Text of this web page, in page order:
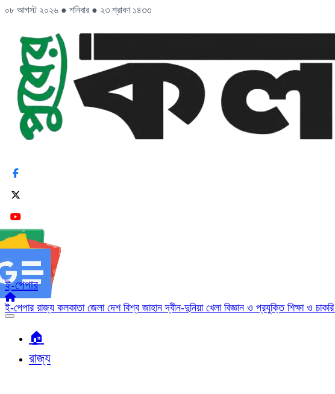
০৮ আগস্ট ২০২৬ ● শনিবার ● ২৩ শ্রাবণ ১৪৩৩
ই-পেপার
ই-পেপার রাজ্য কলকাতা জেলা দেশ বিশ্ব জাহানদ্বীন-দুনিয়া খেলা বিজ্ঞান ও প্রযুক্তি শিক্ষা ও চাকরি
🏠︎
রাজ্য